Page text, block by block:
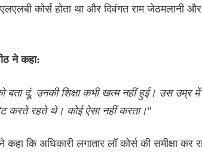
कोर्स होता था और दिवंगत राम
ने कहा:
बता दूं, उनकी शिक्षा कभी खत्म नहीं हुई। उस उम्र
करते रहते थे। कोई ऐसा नहीं करता।"
कहा कि अधिकारी लगातार लॉ कोर्स की समीक्षा